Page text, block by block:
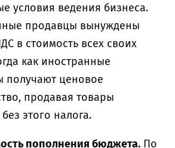
условия ведения бизнеса.
продавцы вынуждены
в стоимость всех своих
как иностранные
получают ценовое
продавая товары
этого налога.
пополнения бюджета. По